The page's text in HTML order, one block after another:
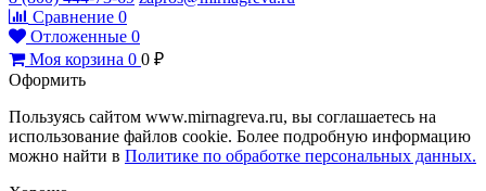
Сравнение 0
Отложенные 0
Моя корзина 0 0 ₽
Оформить
Пользуясь сайтом www.mirnagreva.ru, вы соглашаетесь на
использование файлов cookie. Более подробную информацию
можно найти в Политике по обработке персональных данных.